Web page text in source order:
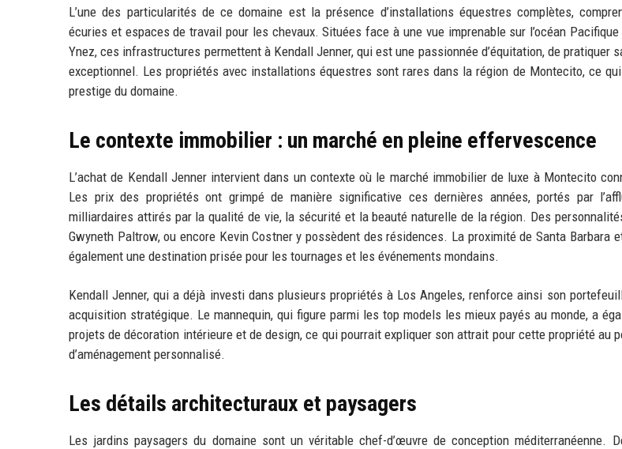
L’une des particularités de ce domaine est la présence d’installations équestres complètes,
écuries et espaces de travail pour les chevaux. Situées face à une vue imprenable sur l’océan
Ynez, ces infrastructures permettent à Kendall Jenner, qui est une passionnée d’équitation, de pratiquer
exceptionnel. Les propriétés avec installations équestres sont rares dans la région de Montecito, ce
prestige du domaine.
Le contexte immobilier : un marché en pleine effervescence
L’achat de Kendall Jenner intervient dans un contexte où le marché immobilier de luxe à Montecito
Les prix des propriétés ont grimpé de manière significative ces dernières années, portés par
milliardaires attirés par la qualité de vie, la sécurité et la beauté naturelle de la région. Des
Gwyneth Paltrow, ou encore Kevin Costner y possèdent des résidences. La proximité de Santa Barbara
également une destination prisée pour les tournages et les événements mondains.
Kendall Jenner, qui a déjà investi dans plusieurs propriétés à Los Angeles, renforce ainsi son
acquisition stratégique. Le mannequin, qui figure parmi les top models les mieux payés au monde, a
projets de décoration intérieure et de design, ce qui pourrait expliquer son attrait pour cette propriété au
d’aménagement personnalisé.
Les détails architecturaux et paysagers
Les jardins paysagers du domaine sont un véritable chef-d’œuvre de conception méditerranéenne.